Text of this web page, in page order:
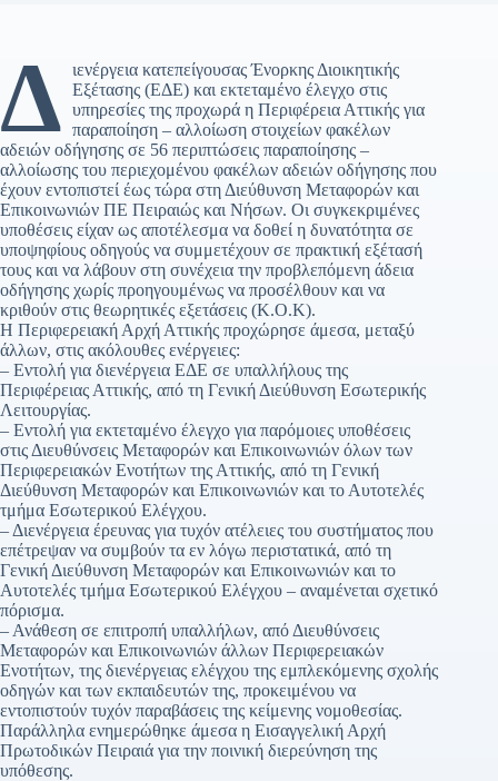
Δ ιενέργεια κατεπείγουσας Ένορκης Διοικητικής
Εξέτασης (ΕΔΕ) και εκτεταμένο έλεγχο στις
υπηρεσίες της προχωρά η Περιφέρεια Αττικής για
παραποίηση – αλλοίωση στοιχείων φακέλων
αδειών οδήγησης σε 56 περιπτώσεις παραποίησης –
αλλοίωσης του περιεχομένου φακέλων αδειών οδήγησης που
έχουν εντοπιστεί έως τώρα στη Διεύθυνση Μεταφορών και
Επικοινωνιών ΠΕ Πειραιώς και Νήσων. Οι συγκεκριμένες
υποθέσεις είχαν ως αποτέλεσμα να δοθεί η δυνατότητα σε
υποψηφίους οδηγούς να συμμετέχουν σε πρακτική εξέτασή
τους και να λάβουν στη συνέχεια την προβλεπόμενη άδεια
οδήγησης χωρίς προηγουμένως να προσέλθουν και να
κριθούν στις θεωρητικές εξετάσεις (Κ.Ο.Κ).
Η Περιφερειακή Αρχή Αττικής προχώρησε άμεσα, μεταξύ
άλλων, στις ακόλουθες ενέργειες:
– Εντολή για διενέργεια ΕΔΕ σε υπαλλήλους της
Περιφέρειας Αττικής, από τη Γενική Διεύθυνση Εσωτερικής
Λειτουργίας.
– Εντολή για εκτεταμένο έλεγχο για παρόμοιες υποθέσεις
στις Διευθύνσεις Μεταφορών και Επικοινωνιών όλων των
Περιφερειακών Ενοτήτων της Αττικής, από τη Γενική
Διεύθυνση Μεταφορών και Επικοινωνιών και το Αυτοτελές
τμήμα Εσωτερικού Ελέγχου.
– Διενέργεια έρευνας για τυχόν ατέλειες του συστήματος που
επέτρεψαν να συμβούν τα εν λόγω περιστατικά, από τη
Γενική Διεύθυνση Μεταφορών και Επικοινωνιών και το
Αυτοτελές τμήμα Εσωτερικού Ελέγχου – αναμένεται σχετικό
πόρισμα.
– Ανάθεση σε επιτροπή υπαλλήλων, από Διευθύνσεις
Μεταφορών και Επικοινωνιών άλλων Περιφερειακών
Ενοτήτων, της διενέργειας ελέγχου της εμπλεκόμενης σχολής
οδηγών και των εκπαιδευτών της, προκειμένου να
εντοπιστούν τυχόν παραβάσεις της κείμενης νομοθεσίας.
Παράλληλα ενημερώθηκε άμεσα η Εισαγγελική Αρχή
Πρωτοδικών Πειραιά για την ποινική διερεύνηση της
υπόθεσης.